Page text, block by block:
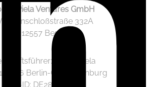
Piela Ventures GmbH
332A
12557 Berlin
Jonas Piela
Berlin-Charlottenburg
Ust.-ID: DE282633825